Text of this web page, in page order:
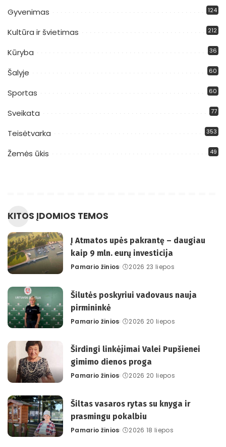
Gyvenimas 124
Kultūra ir švietimas 212
Kūryba 36
Šalyje 60
Sportas 60
Sveikata 77
Teisėtvarka 353
Žemės ūkis 49
KITOS ĮDOMIOS TEMOS
Į Atmatos upės pakrantę – daugiau
kaip 9 mln. eurų investicija
Posted
Pamario žinios 2026 23 liepos
Šilutės poskyriui vadovaus nauja
pirmininkė
Posted
Pamario žinios 2026 20 liepos
Širdingi linkėjimai Valei Pupšienei
gimimo dienos proga
Posted
Pamario žinios 2026 20 liepos
Šiltas vasaros rytas su knyga ir
prasmingu pokalbiu
Posted
Pamario žinios 2026 18 liepos